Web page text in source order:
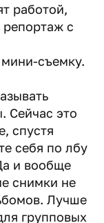
работой,
с
съемку.
Сейчас это
спустя
себя по лбу
и вообще
снимки не
Лучше
групповых